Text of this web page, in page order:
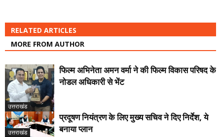
RELATED ARTICLES
MORE FROM AUTHOR
उत्तराखंड
फिल्म अभिनेता अमन वर्मा ने की फिल्म विकास परिषद के
नोडल अधिकारी से भेंट
उत्तराखंड
प्रदूषण नियंत्रण के लिए मुख्य सचिव ने दिए निर्देश, ये
बनाया प्लान